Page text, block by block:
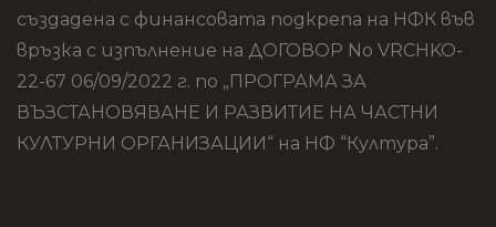
създадена с финансовата подкрепа на НФК във
връзка с изпълнение на ДОГОВОР No VRCHKO-
22-67 06/09/2022 г. по „ПРОГРАМА ЗА
ВЪЗСТАНОВЯВАНЕ И РАЗВИТИЕ НА ЧАСТНИ
КУЛТУРНИ ОРГАНИЗАЦИИ“ на НФ “Култура”.